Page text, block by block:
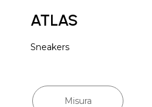
ATLAS
Sneakers
Misura